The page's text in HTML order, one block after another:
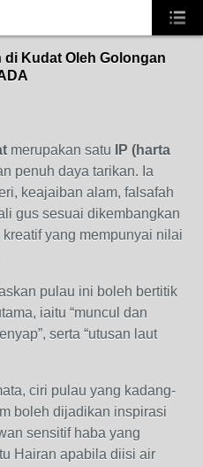
di Kudat Oleh Golongan
merupakan satu
IP (harta
penuh daya tarikan. Ia
keajaiban alam, falsafah
gus sesuai dikembangkan
yang mempunyai nilai
pulau ini boleh bertitik
iaitu “muncul dan
serta “utusan laut
ciri pulau yang kadang-
boleh dijadikan inspirasi
sensitif haba yang
Hairan apabila diisi air